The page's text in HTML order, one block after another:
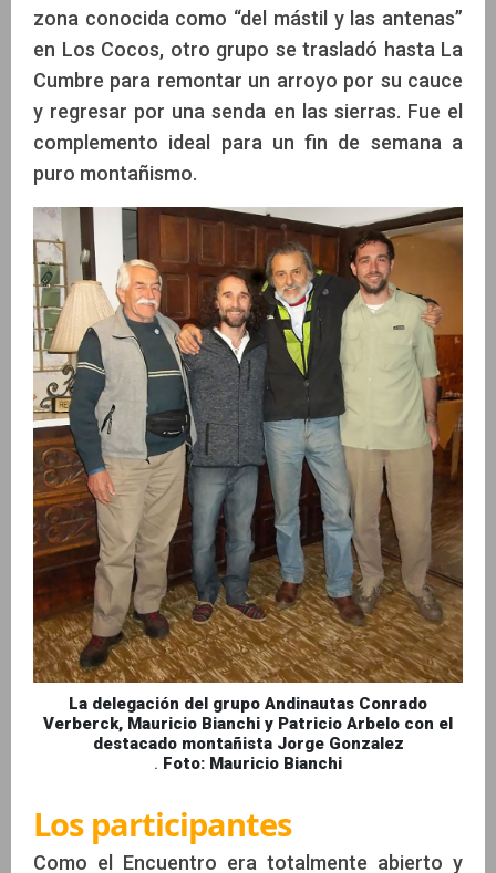
zona conocida como “del mástil y las antenas”
en Los Cocos, otro grupo se trasladó hasta La
Cumbre para remontar un arroyo por su cauce
y regresar por una senda en las sierras. Fue el
complemento ideal para un fin de semana a
puro montañismo.
La delegación del grupo Andinautas Conrado
Verberck, Mauricio Bianchi y Patricio Arbelo con el
destacado montañista Jorge Gonzalez
. Foto: Mauricio Bianchi
Los participantes
Como el Encuentro era totalmente abierto y